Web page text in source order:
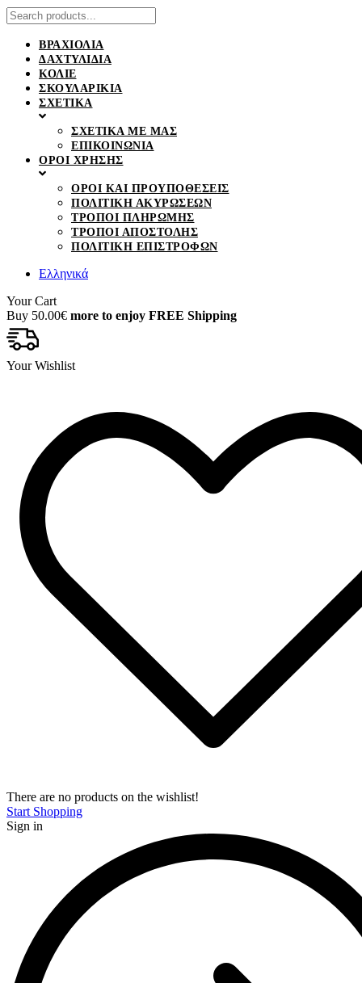
ΒΡΑΧΙΟΛΙΑ
ΔΑΧΤΥΛΙΔΙΑ
ΚΟΛΙΕ
ΣΚΟΥΛΑΡΙΚΙΑ
ΣΧΕΤΙΚΑ
ΣΧΕΤΙΚΑ ΜΕ ΜΑΣ
ΕΠΙΚΟΙΝΩΝΙΑ
ΟΡΟΙ ΧΡΗΣΗΣ
ΟΡΟΙ ΚΑΙ ΠΡΟΥΠΟΘΕΣΕΙΣ
ΠΟΛΙΤΙΚΗ ΑΚΥΡΩΣΕΩΝ
ΤΡΟΠΟΙ ΠΛΗΡΩΜΗΣ
ΤΡΟΠΟΙ ΑΠΟΣΤΟΛΗΣ
ΠΟΛΙΤΙΚΗ ΕΠΙΣΤΡΟΦΩΝ
Ελληνικά
Your Cart
Buy 50.00€ more to enjoy FREE Shipping
Your Wishlist
There are no products on the wishlist!
Start Shopping
Sign in